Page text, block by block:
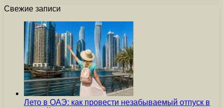
Свежие записи
Лето в ОАЭ: как провести незабываемый отпуск в